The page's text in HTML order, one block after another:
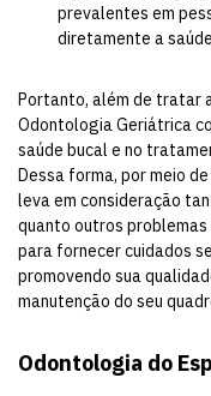
prevalentes em
diretamente a
Portanto, além de tratar
Odontologia Geriátrica
saúde bucal e no
Dessa forma, por meio
leva em consideração
quanto outros
para fornecer cuidados
promovendo sua
manutenção do seu
Odontologia do